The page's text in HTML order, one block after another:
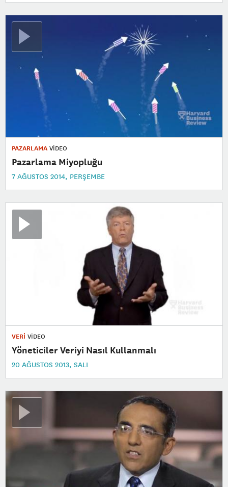
PAZARLAMA VİDEO
Pazarlama Miyopluğu
7 AĞUSTOS 2014, PERŞEMBE
VERİ VİDEO
Yöneticiler Veriyi Nasıl Kullanmalı
20 AĞUSTOS 2013, SALI